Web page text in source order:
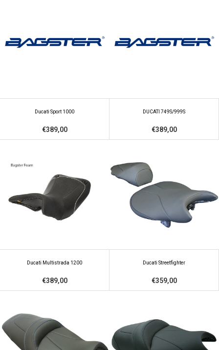
Ducati Sport 1000
€389,00
DUCATI 749S/999S
€389,00
Ducati Multistrada 1200
€389,00
Ducati Streetfighter
€359,00